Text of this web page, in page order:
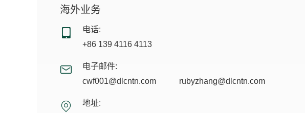
海外业务
电话:
+86 139 4116 4113
电子邮件:
cwf001@dlcntn.com
rubyzhang@dlcntn.com
地址: